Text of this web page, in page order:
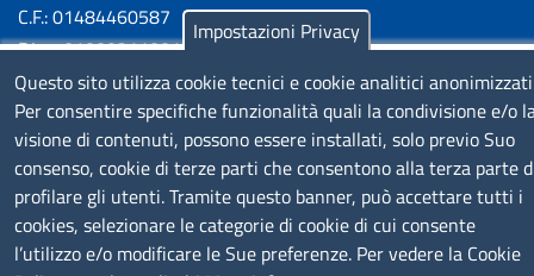
C.F.: 01484460587
P.Iva: 01000211001
SERVIZIO REALIZZATO DA
Impostazioni Privacy
Questo sito utilizza cookie tecnici e cookie analitici
Per consentire specifiche funzionalità quali la condivisione e/o
visione di contenuti, possono essere installati, solo previo Suo
consenso, cookie di terze parti che consentono alla terza parte
profilare gli utenti. Tramite questo banner, può accettare tutti i
cookies, selezionare le categorie di cookie di cui consente
l’utilizzo e/o modificare le Sue preferenze. Per vedere la Cookie